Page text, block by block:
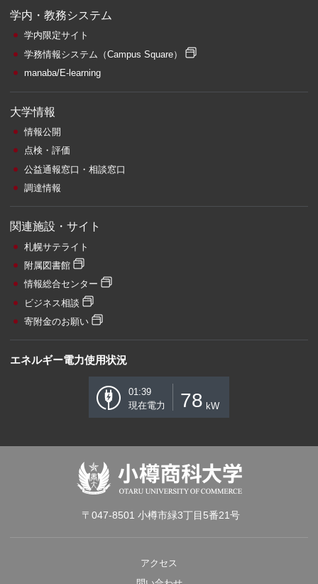
学内・教務システム
学内限定サイト
学務情報システム （Campus Square）
manaba/E-learning
大学情報
情報公開
点検・評価
公益通報窓口・相談窓口
調達情報
関連施設・サイト
札幌サテライト
附属図書館
情報総合センター
ビジネス相談
寄附金のお願い
エネルギー電力使用状況
01:39
現在電力
78 kW
〒047-8501 小樽市緑3丁目5番21号
アクセス